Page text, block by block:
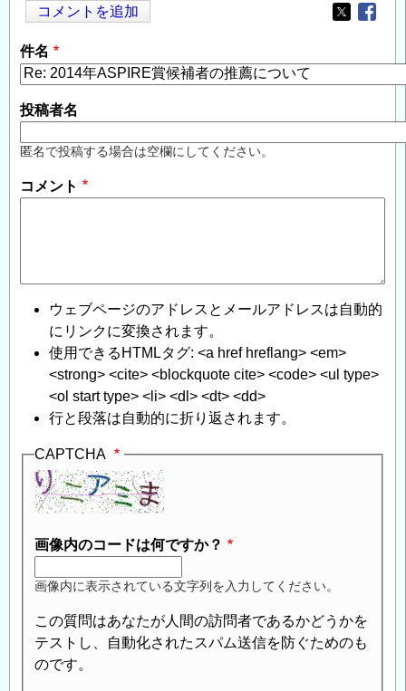
コメントを追加
Opens in
件名
投稿者名
匿名で投稿する場合は空欄にしてください。
コメント
ウェブページのアドレスとメールアドレスは自動的
にリンクに変換されます。
使用できるHTMLタグ: <a href hreflang> <em>
<strong> <cite> <blockquote cite> <code> <ul type>
<ol start type> <li> <dl> <dt> <dd>
行と段落は自動的に折り返されます。
CAPTCHA
画像内のコードは何ですか？
画像内に表示されている文字列を入力してください。
この質問はあなたが人間の訪問者であるかどうかを
テストし、自動化されたスパム送信を防ぐためのも
のです。